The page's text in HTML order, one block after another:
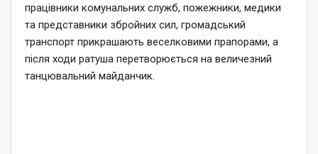
працівники комунальних служб, пожежники, медики
та представники збройних сил, громадський
транспорт прикрашають веселковими прапорами, а
після ходи ратуша перетворюється на величезний
танцювальний майданчик.